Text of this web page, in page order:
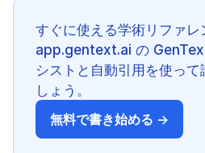
すぐに使える学術リファ
app.gentext.ai の
シストと自動引用を使って
しょう。
無料で書き始める →